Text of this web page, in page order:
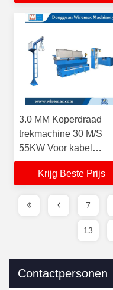
3.0 MM Koperdraad
trekmachine 30 M/S
55KW Voor kabel
extrusie
Krijg Beste Prijs
7
13
Contactpersonen